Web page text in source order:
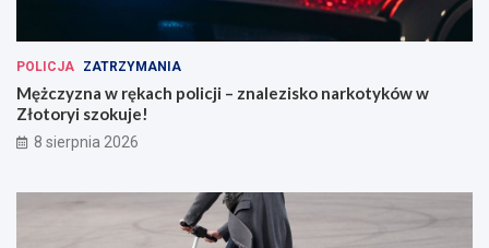
POLICJA ZATRZYMANIA
Mężczyzna w rękach policji – znalezisko narkotyków w
Złotoryi szokuje!
8 sierpnia 2026